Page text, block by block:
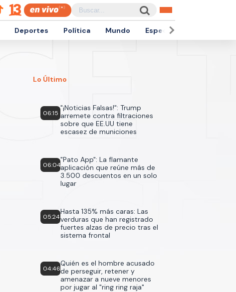
Deportes Política Mundo Espectáculos
Lo Último
06:15
"¡Noticias Falsas!": Trump
arremete contra filtraciones
sobre que EE.UU tiene
escasez de municiones
06:04
"Pato App": La flamante
aplicación que reúne más de
3.500 descuentos en un solo
lugar
05:24
Hasta 135% más caras: Las
verduras que han registrado
fuertes alzas de precio tras el
sistema frontal
04:46
Quién es el hombre acusado
de perseguir, retener y
amenazar a nueve menores
por jugar al "ring ring raja"